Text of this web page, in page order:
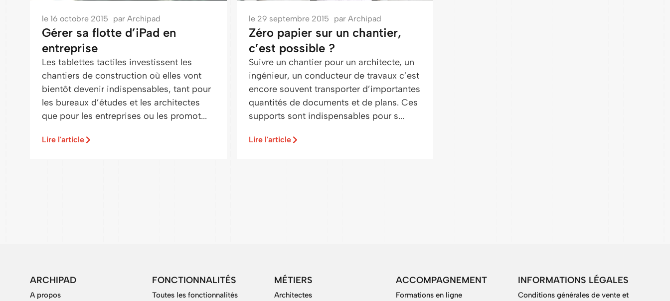
le 16 octobre 2015 par Archipad
Gérer sa flotte d’iPad en
entreprise
Les tablettes tactiles investissent les
chantiers de construction où elles vont
bientôt devenir indispensables, tant pour
les bureaux d’études et les architectes
que pour les entreprises ou les promot...
Lire l'article
le 29 septembre 2015 par Archipad
Zéro papier sur un chantier,
c’est possible ?
Suivre un chantier pour un architecte, un
ingénieur, un conducteur de travaux c’est
encore souvent transporter d’importantes
quantités de documents et de plans. Ces
supports sont indispensables pour s...
Lire l'article
ARCHIPAD
A propos
FONCTIONNALITÉS
Toutes les fonctionnalités
MÉTIERS
Architectes
ACCOMPAGNEMENT
Formations en ligne
INFORMATIONS LÉGALES
Conditions générales de vente et